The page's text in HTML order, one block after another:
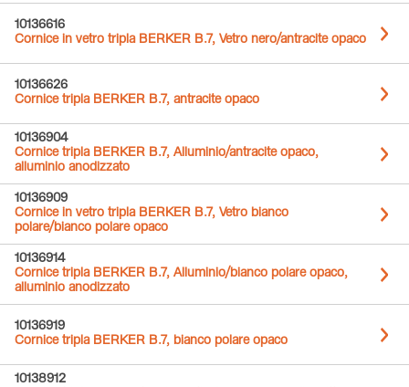
10136616
Cornice in vetro tripla BERKER B.7, Vetro nero/antracite opaco
10136626
Cornice tripla BERKER B.7, antracite opaco
10136904
Cornice tripla BERKER B.7, Alluminio/antracite opaco,
alluminio anodizzato
10136909
Cornice in vetro tripla BERKER B.7, Vetro bianco
polare/bianco polare opaco
10136914
Cornice tripla BERKER B.7, Alluminio/bianco polare opaco,
alluminio anodizzato
10136919
Cornice tripla BERKER B.7, bianco polare opaco
10138912